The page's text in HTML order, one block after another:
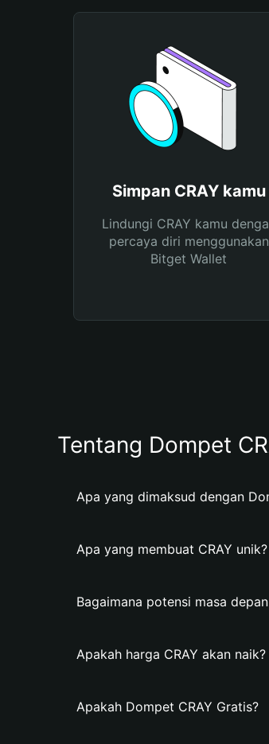
Simpan CRAY kamu
Lindungi CRAY kamu
percaya diri menggunakan
Bitget Wallet
Tentang Dompet
Apa yang dimaksud dengan
Apa yang membuat CRAY unik?
Bagaimana potensi masa depan
Apakah harga CRAY akan naik?
Apakah Dompet CRAY Gratis?